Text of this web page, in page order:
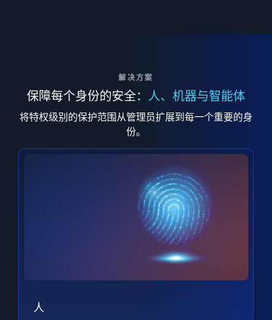
解决方案
保障每个身份的安全： 人、机器与智能体
将特权级别的保护范围从管理员扩展到每一个重要的身
份。
人